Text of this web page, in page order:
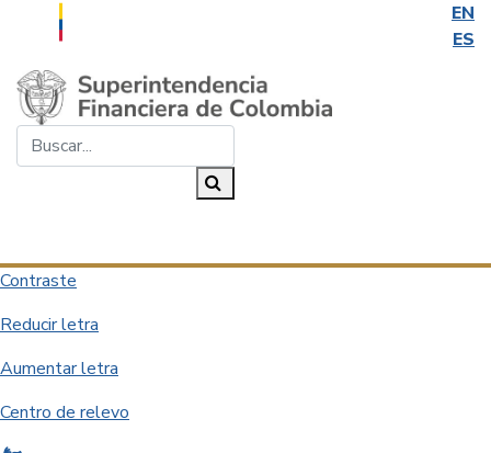
EN
ES
Saltar al contenido principal
Contraste
Reducir letra
Aumentar letra
Centro de relevo